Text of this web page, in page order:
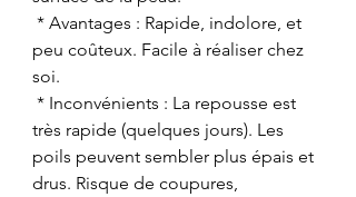
* Avantages : Rapide, indolore, et
peu coûteux. Facile à réaliser chez
soi.
* Inconvénients : La repousse est
très rapide (quelques jours). Les
poils peuvent sembler plus épais et
drus. Risque de coupures,